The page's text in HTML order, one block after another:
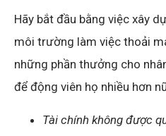
Hãy bắt đầu bằng việc xây
môi trường làm việc thoải
những phần thưởng cho
để động viên họ nhiều hơn
Tài chính không được